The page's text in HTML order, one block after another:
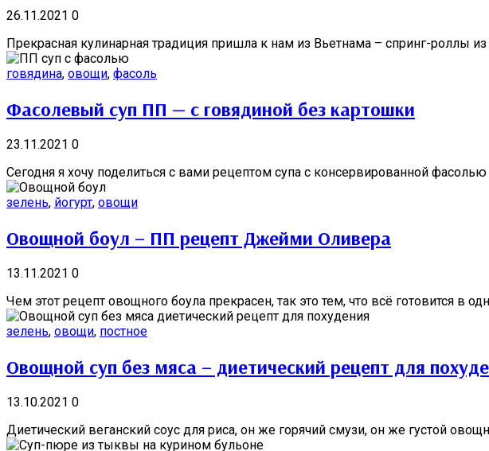
26.11.2021 0
Прекрасная кулинарная традиция пришла к нам из Вьетнама – спринг-роллы
говядина, овощи, фасоль
Фасолевый суп ПП — с говядиной без картошки
23.11.2021 0
Сегодня я хочу поделиться с вами рецептом супа с консервированной
зелень, йогурт, овощи
Овощной боул – ПП рецепт Джейми Оливера
13.11.2021 0
Чем этот рецепт овощного боула прекрасен, так это тем, что всё готовится в
зелень, овощи, постное
Овощной суп без мяса – диетический рецепт для
13.10.2021 0
Диетический веганский соус для риса, он же горячий смузи, он же густой